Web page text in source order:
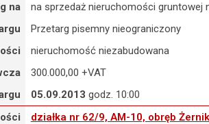
na
na sprzedaż nieruchomości gruntowej
Przetarg pisemny nieograniczony
nieruchomość niezabudowana
300.000,00 +VAT
05.09.2013 godz. 10:00
nr 62/9, AM-10, obręb Żerniki
działka nr 62/9, AM-10, obręb